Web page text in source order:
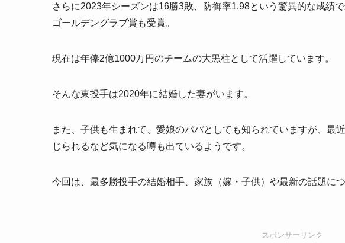
さらに2023年シーズンは16勝3敗、防御率1.98という驚異的な成績
ゴールデングラブ賞も受賞。
現在は年俸2億1000万円のチームの大黒柱として活躍しています。
そんな東投手は2020年に結婚した妻がいます。
また、子供も生まれて、愛娘のパパとしても知られていますが、最
じられるなど気になる噂も出ているようです。
今回は、最多勝投手の結婚相手、家族（嫁・子供）や最新の話題に
スポンサーリンク